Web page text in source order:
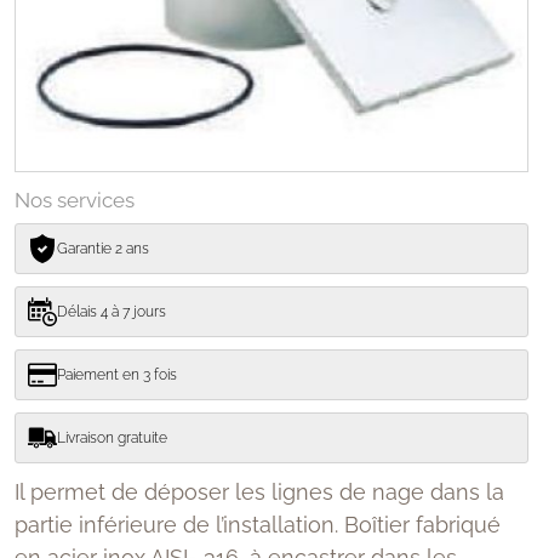
Nos services
Garantie 2 ans
Délais 4 à 7 jours
Paiement en 3 fois
Livraison gratuite
Il permet de déposer les lignes de nage dans la
partie inférieure de l’installation. Boîtier fabriqué